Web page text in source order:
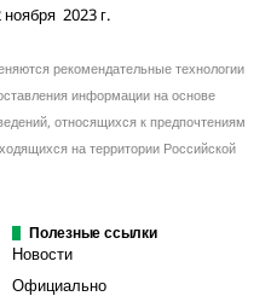
2023 г.
рекомендательные технологии
информации на основе
относящихся к предпочтениям
на территории Российской
Полезные ссылки
Новости
Официально